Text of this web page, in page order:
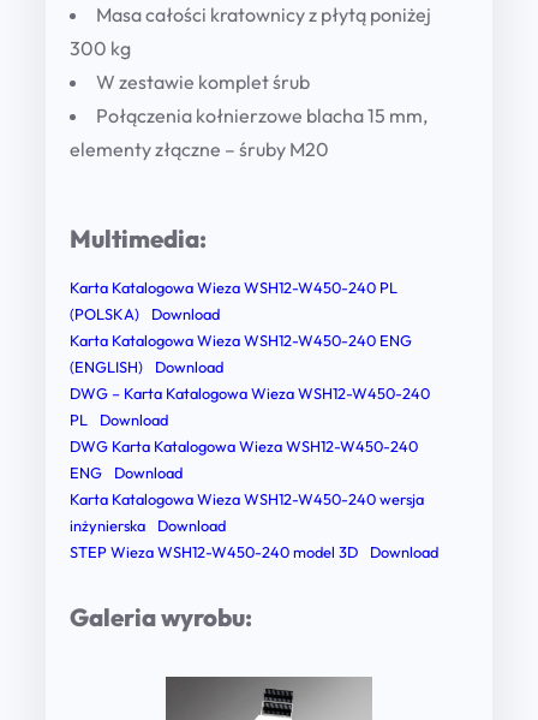
Masa całości kratownicy z płytą poniżej
300 kg
W zestawie komplet śrub
Połączenia kołnierzowe blacha 15 mm,
elementy złączne – śruby M20
Multimedia:
Karta Katalogowa Wieza WSH12-W450-240 PL
(POLSKA)
Download
Karta Katalogowa Wieza WSH12-W450-240 ENG
(ENGLISH)
Download
DWG – Karta Katalogowa Wieza WSH12-W450-240
PL
Download
DWG Karta Katalogowa Wieza WSH12-W450-240
ENG
Download
Karta Katalogowa Wieza WSH12-W450-240 wersja
inżynierska
Download
STEP Wieza WSH12-W450-240 model 3D
Download
Galeria wyrobu: